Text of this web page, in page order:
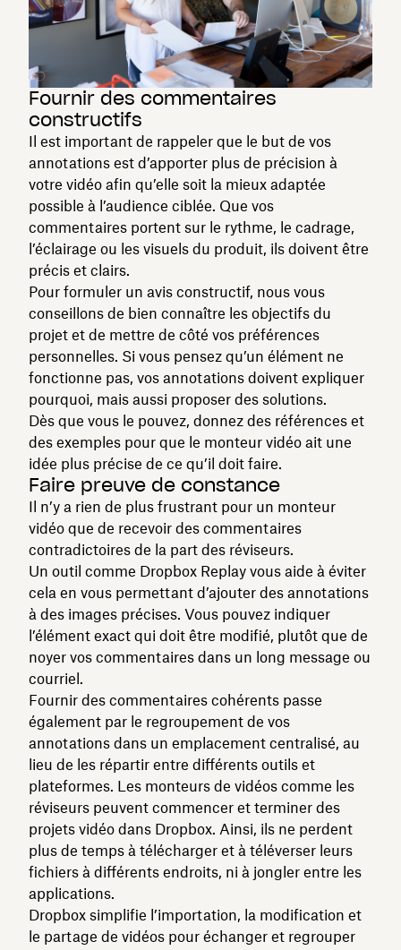
Fournir des commentaires
constructifs
Il est important de rappeler que le but de vos
annotations est d’apporter plus de précision à
votre vidéo afin qu’elle soit la mieux adaptée
possible à l’audience ciblée. Que vos
commentaires portent sur le rythme, le cadrage,
l’éclairage ou les visuels du produit, ils doivent être
précis et clairs.
Pour formuler un avis constructif, nous vous
conseillons de bien connaître les objectifs du
projet et de mettre de côté vos préférences
personnelles. Si vous pensez qu’un élément ne
fonctionne pas, vos annotations doivent expliquer
pourquoi, mais aussi proposer des solutions.
Dès que vous le pouvez, donnez des références et
des exemples pour que le monteur vidéo ait une
idée plus précise de ce qu’il doit faire.
Faire preuve de constance
Il n’y a rien de plus frustrant pour un monteur
vidéo que de recevoir des commentaires
contradictoires de la part des réviseurs.
Un outil comme Dropbox Replay vous aide à éviter
cela en vous permettant d’ajouter des annotations
à des images précises. Vous pouvez indiquer
l’élément exact qui doit être modifié, plutôt que de
noyer vos commentaires dans un long message ou
courriel.
Fournir des commentaires cohérents passe
également par le regroupement de vos
annotations dans un emplacement centralisé, au
lieu de les répartir entre différents outils et
plateformes. Les monteurs de vidéos comme les
réviseurs peuvent commencer et terminer des
projets vidéo dans Dropbox. Ainsi, ils ne perdent
plus de temps à télécharger et à téléverser leurs
fichiers à différents endroits, ni à jongler entre les
applications.
Dropbox simplifie l’importation, la modification et
le partage de vidéos pour échanger et regrouper